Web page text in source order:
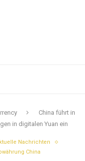
China führt in
in digitalen Yuan ein
Nachrichten
China